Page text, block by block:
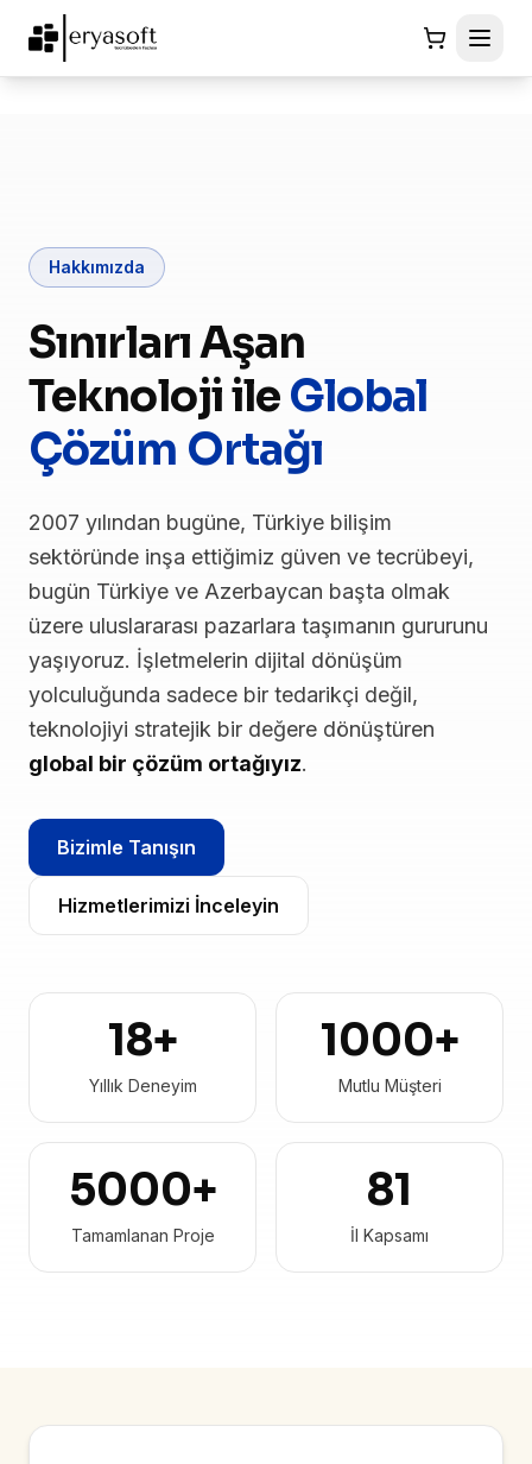
Hakkımızda
Sınırları Aşan
Teknoloji ile Global
Çözüm Ortağı
2007 yılından bugüne, Türkiye bilişim
sektöründe inşa ettiğimiz güven ve tecrübeyi,
bugün Türkiye ve Azerbaycan başta olmak
üzere uluslararası pazarlara taşımanın gururunu
yaşıyoruz. İşletmelerin dijital dönüşüm
yolculuğunda sadece bir tedarikçi değil,
teknolojiyi stratejik bir değere dönüştüren
global bir çözüm ortağıyız.
Bizimle Tanışın
Hizmetlerimizi İnceleyin
18+
Yıllık Deneyim
1000+
Mutlu Müşteri
5000+
Tamamlanan Proje
81
İl Kapsamı